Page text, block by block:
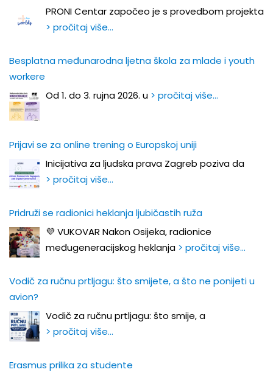
PRONI Centar započeo je s provedbom projekta
> pročitaj više…
Besplatna međunarodna ljetna škola za mlade i youth
workere
Od 1. do 3. rujna 2026. u > pročitaj više…
Prijavi se za online trening o Europskoj uniji
Inicijativa za ljudska prava Zagreb poziva da
> pročitaj više…
Pridruži se radionici heklanja ljubičastih ruža
💜 VUKOVAR Nakon Osijeka, radionice
međugeneracijskog heklanja > pročitaj više…
Vodič za ručnu prtljagu: što smijete, a što ne ponijeti u
avion?
Vodič za ručnu prtljagu: što smije, a
> pročitaj više…
Erasmus prilika za studente